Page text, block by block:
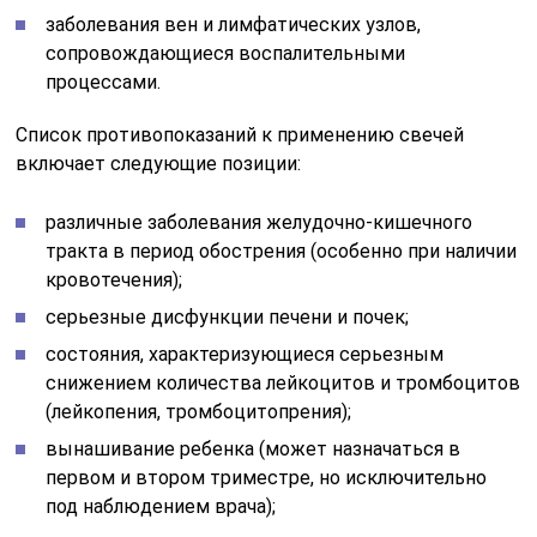
заболевания вен и лимфатических узлов,
сопровождающиеся воспалительными
процессами.
Список противопоказаний к применению свечей
включает следующие позиции:
различные заболевания желудочно-кишечного
тракта в период обострения (особенно при наличии
кровотечения);
серьезные дисфункции печени и почек;
состояния, характеризующиеся серьезным
снижением количества лейкоцитов и тромбоцитов
(лейкопения, тромбоцитопрения);
вынашивание ребенка (может назначаться в
первом и втором триместре, но исключительно
под наблюдением врача);